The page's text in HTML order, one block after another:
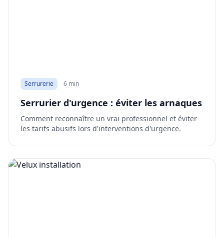
Serrurerie 6 min
Serrurier d'urgence : éviter les arnaques
Comment reconnaître un vrai professionnel et éviter
les tarifs abusifs lors d'interventions d'urgence.